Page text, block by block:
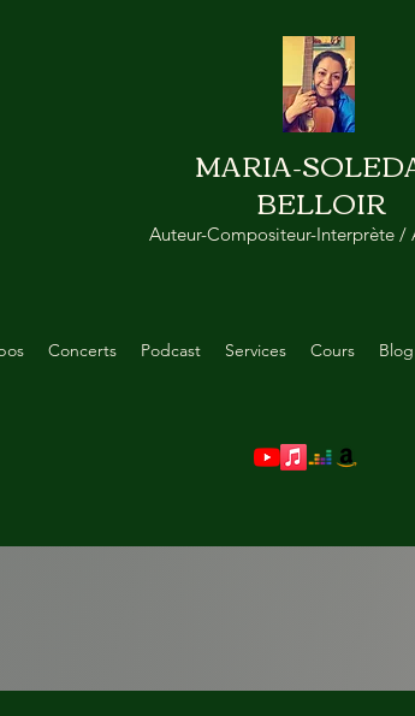
MARIA-
BELLOIR
Auteur-Compositeur-Interprète /
Concerts Podcast Services Cours Blog